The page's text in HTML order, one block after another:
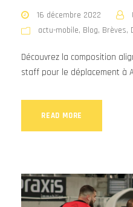
16 décembre 2022
actu-mobile, Blog, Brèves,
Découvrez la composition
staff pour le déplacement à
READ MORE